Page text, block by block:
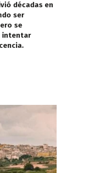
décadas en
ser
se
intentar